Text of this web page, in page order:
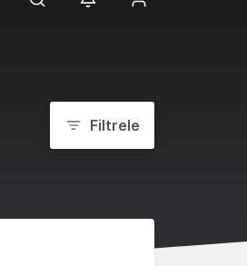
Filtrele